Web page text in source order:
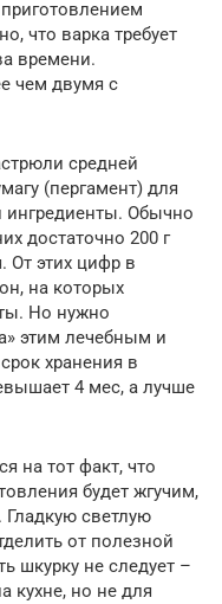
что варка требует
времени.
чем двумя с
средней
(пергамент) для
ингредиенты. Обычно
достаточно 200 г
От этих цифр в
на которых
Но нужно
этим лечебным и
хранения в
4 мес, а лучше
на тот факт, что
будет жгучим,
светлую
от полезной
шкурку не следует –
кухне, но не для